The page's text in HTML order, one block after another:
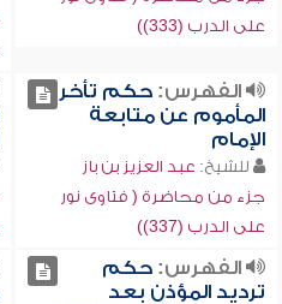
على الدرب (333))
الفهرس:حكم تأخر
المأموم عن متابعة
الإمام
للشيخ: عبد العزيز بن باز
جزء من محاضرة ( فتاوى نور
على الدرب (337))
الفهرس:حكم
ترديد المؤذن بعد